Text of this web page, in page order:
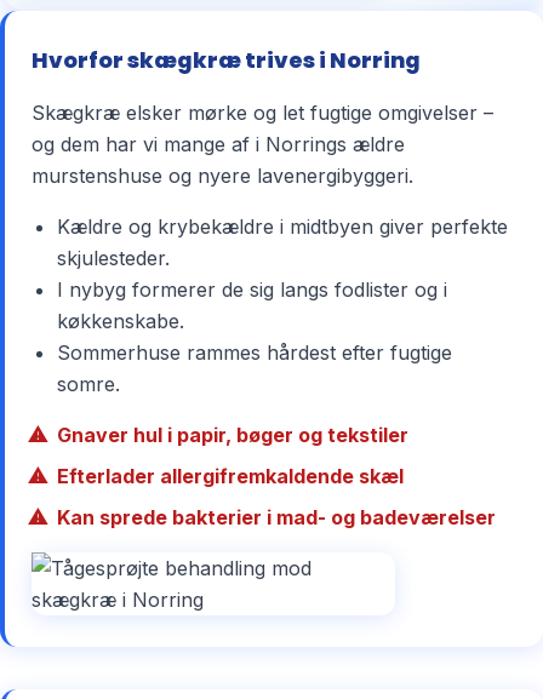
Hvorfor skægkræ trives i Norring
Skægkræ elsker mørke og let fugtige omgivelser –
og dem har vi mange af i Norrings ældre
murstenshuse og nyere lavenergibyggeri.
Kældre og krybekældre i midtbyen giver perfekte
skjulesteder.
I nybyg formerer de sig langs fodlister og i
køkkenskabe.
Sommerhuse rammes hårdest efter fugtige
somre.
Gnaver hul i papir, bøger og tekstiler
Efterlader allergifremkaldende skæl
Kan sprede bakterier i mad- og badeværelser